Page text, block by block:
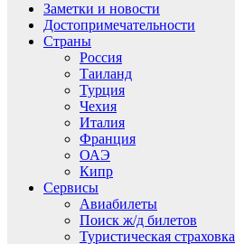
Заметки и новости
Достопримечательности
Страны
Россия
Таиланд
Турция
Чехия
Италия
Франция
ОАЭ
Кипр
Сервисы
Авиабилеты
Поиск ж/д билетов
Туристическая страховка